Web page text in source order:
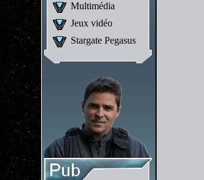
Multimédia
Jeux vidéo
Stargate Pegasus